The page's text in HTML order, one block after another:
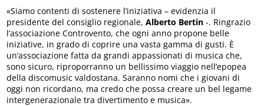
«Siamo contenti di sostenere l’iniziativa – evidenzia il
presidente del consiglio regionale,Alberto Bertin -. Ringrazio
l’associazione Controvento, che ogni anno propone belle
iniziative, in grado di coprire una vasta gamma di gusti. È
un’associazione fatta da grandi appassionati di musica che,
sono sicuro, riproporranno un bellissimo viaggio nell’epopea
della discomusic valdostana. Saranno nomi che i giovani di
oggi non ricordano, ma credo che possa creare un bel legame
intergenerazionale tra divertimento e musica».